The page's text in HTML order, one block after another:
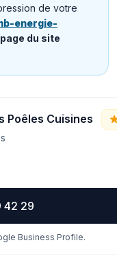
de votre
energie-
du site
Poêles Cuisines
42 29
Business Profile.